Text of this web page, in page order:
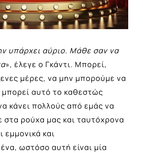
υπάρχει αύριο. Μάθε σαν να
», έλεγε ο Γκάντι. Μπορεί,
μέρες, να μην μπορούμε να
αυτό το καθεστώς
κάνει πολλούς από εμάς να
ρούχα μας και ταυτόχρονα
εμμονικά και
ωστόσο αυτή είναι μία